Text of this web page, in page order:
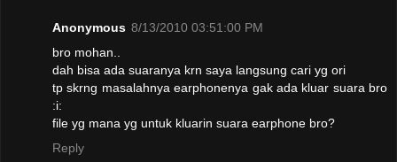
Anonymous 8/13/2010 03:51:00 PM
bro mohan..
dah bisa ada suaranya krn saya langsung cari yg ori
tp skrng masalahnya earphonenya gak ada kluar suara bro
:i:
file yg mana yg untuk kluarin suara earphone bro?
Reply